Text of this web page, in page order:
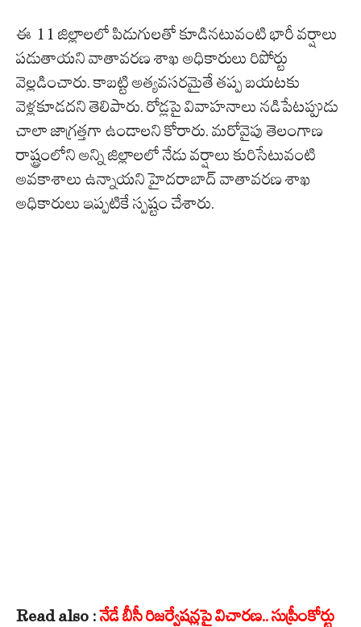
ఈ 11 జిల్లాలలో పిడుగులతో కూడినటువంటి భారీ వర్షాలు
పడుతాయని వాతావరణ శాఖ అధికారులు రిపోర్టు
వెల్లడించారు. కాబట్టి అత్యవసరమైతే తప్ప బయటకు
వెళ్లకూడదని తెలిపారు. రోడ్లపై వివాహనాలు నడిపేటప్పుడు
చాలా జాగ్రత్తగా ఉండాలని కోరారు. మరోవైపు తెలంగాణ
రాష్ట్రంలోని అన్ని జిల్లాలలో నేడు వర్షాలు కురిసేటువంటి
అవకాశాలు ఉన్నాయని హైదరాబాద్ వాతావరణ శాఖ
అధికారులు ఇప్పటికే స్పష్టం చేశారు.
Read also :నేడే బీసీ రిజర్వేషన్లపై విచారణ.. సుప్రీంకోర్టు